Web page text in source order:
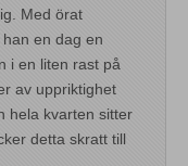
Med örat
en dag en
i en liten rast på
av uppriktighet
hela kvarten sitter
detta skratt till